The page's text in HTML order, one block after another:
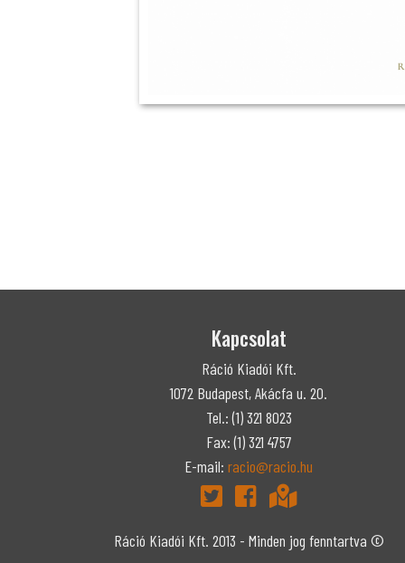
Kapcsolat
Ráció Kiadói Kft.
1072 Budapest, Akácfa u. 20.
Tel.: (1) 321 8023
Fax: (1) 321 4757
E-mail: racio@racio.hu
Ráció Kiadói Kft. 2013 - Minden jog fenntartva ©